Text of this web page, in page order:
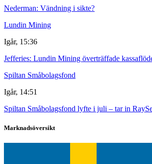
Nederman: Vändning i sikte?
Lundin Mining
Igår, 15:36
Jefferies: Lundin Mining överträffade
Spiltan Småbolagsfond
Igår, 14:51
Spiltan Småbolagsfond lyfte i juli – tar in
Marknadsöversikt